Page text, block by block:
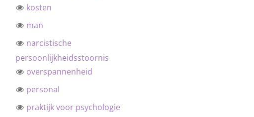
kosten
man
narcistische
persoonlijkheidsstoornis
overspannenheid
personal
praktijk voor psychologie